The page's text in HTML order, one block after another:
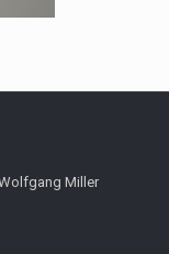
Miller